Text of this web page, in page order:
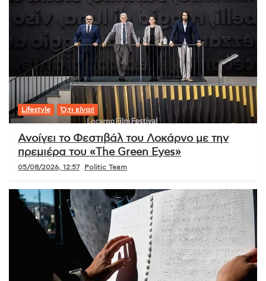
Lifestyle Ό,τι είναι!
Ανοίγει το Φεστιβάλ του Λοκάρνο με την
πρεμιέρα του «The Green Eyes»
05/08/2026, 12:57 Politic Team